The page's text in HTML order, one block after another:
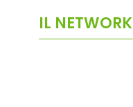
IL NETWORK